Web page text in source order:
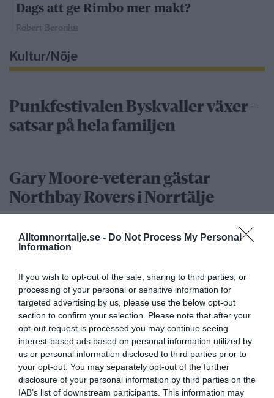
Alltomnorrtalje.se - Do Not Process My Personal
Information
If you wish to opt-out of the sale, sharing to third parties, or
processing of your personal or sensitive information for
targeted advertising by us, please use the below opt-out
section to confirm your selection. Please note that after your
opt-out request is processed you may continue seeing
interest-based ads based on personal information utilized by
us or personal information disclosed to third parties prior to
your opt-out. You may separately opt-out of the further
disclosure of your personal information by third parties on the
IAB’s list of downstream participants. This information may
Dags att ge Rimbo mer makt?
Robert Beronius
Kultur/Nöje
Punkfestivalen Byskvaller växer –
satsar på hela familjen
Gary Moore-veteran gästar
Northbay Rovers i Norrtälje
”Vad händer på byn?” passerar 50
000 medlemmar
Näringsliv
Så många är långtidsarbetslösa i
Norrtälje